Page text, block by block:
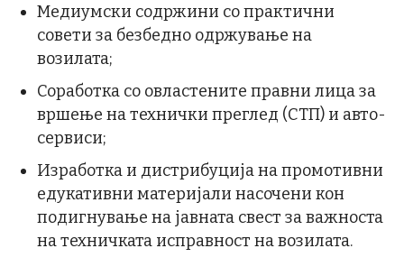
Медиумски содржини со практични
совети за безбедно одржување на
возилата;
Соработка со овластените правни лица за
вршење на технички преглед (СТП) и авто-
сервиси;
Изработка и дистрибуција на промотивни
едукативни материјали насочени кон
подигнување на јавната свест за важноста
на техничката исправност на возилата.